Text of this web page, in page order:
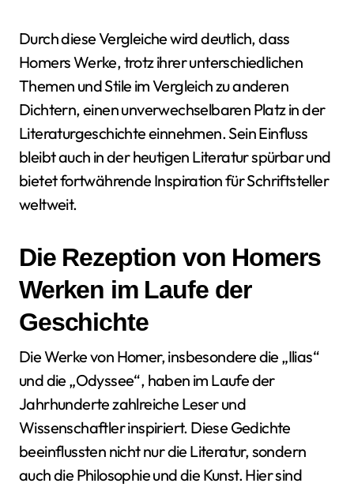
Durch diese Vergleiche wird deutlich, dass
Homers Werke, trotz ihrer unterschiedlichen
Themen und Stile im Vergleich zu anderen
Dichtern, einen unverwechselbaren Platz in der
Literaturgeschichte einnehmen. Sein Einfluss
bleibt auch in der heutigen Literatur spürbar und
bietet fortwährende Inspiration für Schriftsteller
weltweit.
Die Rezeption von Homers
Werken im Laufe der
Geschichte
Die Werke von Homer, insbesondere die „Ilias“
und die „Odyssee“, haben im Laufe der
Jahrhunderte zahlreiche Leser und
Wissenschaftler inspiriert. Diese Gedichte
beeinflussten nicht nur die Literatur, sondern
auch die Philosophie und die Kunst. Hier sind